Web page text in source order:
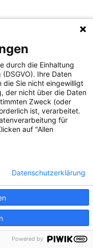
durch die Einhaltung
Ihre Daten
Sie nicht eingewilligt
der nicht über die Daten
Zweck (oder
ist, verarbeitet.
für
auf "Allen
Datenschutzerklärung
Powered by